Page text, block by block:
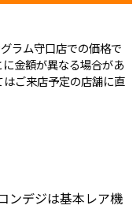
ラム守口店での価格で
金額が異なる場合があ
ご来店予定の店舗に直
ンデジは基本レア機